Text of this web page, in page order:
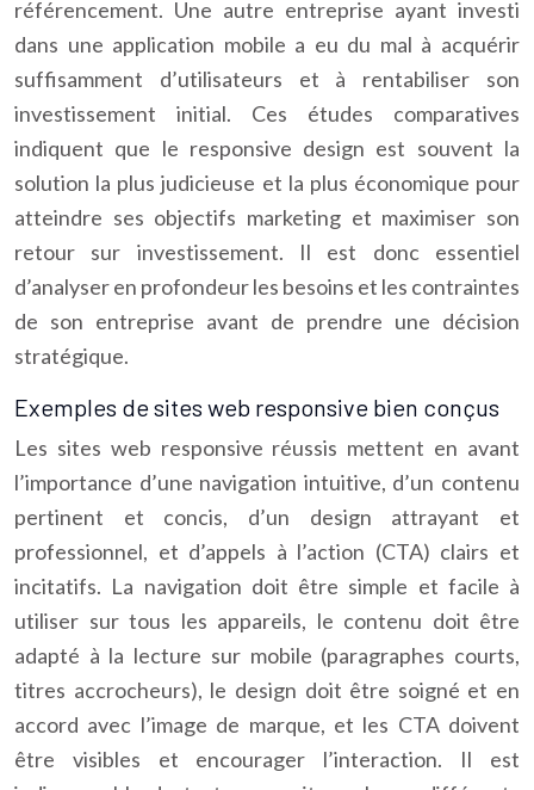
référencement. Une autre entreprise ayant investi
dans une application mobile a eu du mal à acquérir
suffisamment d’utilisateurs et à rentabiliser son
investissement initial. Ces études comparatives
indiquent que le responsive design est souvent la
solution la plus judicieuse et la plus économique pour
atteindre ses objectifs marketing et maximiser son
retour sur investissement. Il est donc essentiel
d’analyser en profondeur les besoins et les contraintes
de son entreprise avant de prendre une décision
stratégique.
Exemples de sites web responsive bien conçus
Les sites web responsive réussis mettent en avant
l’importance d’une navigation intuitive, d’un contenu
pertinent et concis, d’un design attrayant et
professionnel, et d’appels à l’action (CTA) clairs et
incitatifs. La navigation doit être simple et facile à
utiliser sur tous les appareils, le contenu doit être
adapté à la lecture sur mobile (paragraphes courts,
titres accrocheurs), le design doit être soigné et en
accord avec l’image de marque, et les CTA doivent
être visibles et encourager l’interaction. Il est